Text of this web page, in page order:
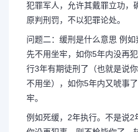
犯罪军人，允许其戴罪立功，
原判刑罚，不以犯罪论处。
问题二：缓刑是什么意思 例
先不用坐牢，如你5年内没再
行3年有期徒刑了（也就是说
不用坐），如你5年内又唬事
牢。
例如死缓，2年执行。不是说